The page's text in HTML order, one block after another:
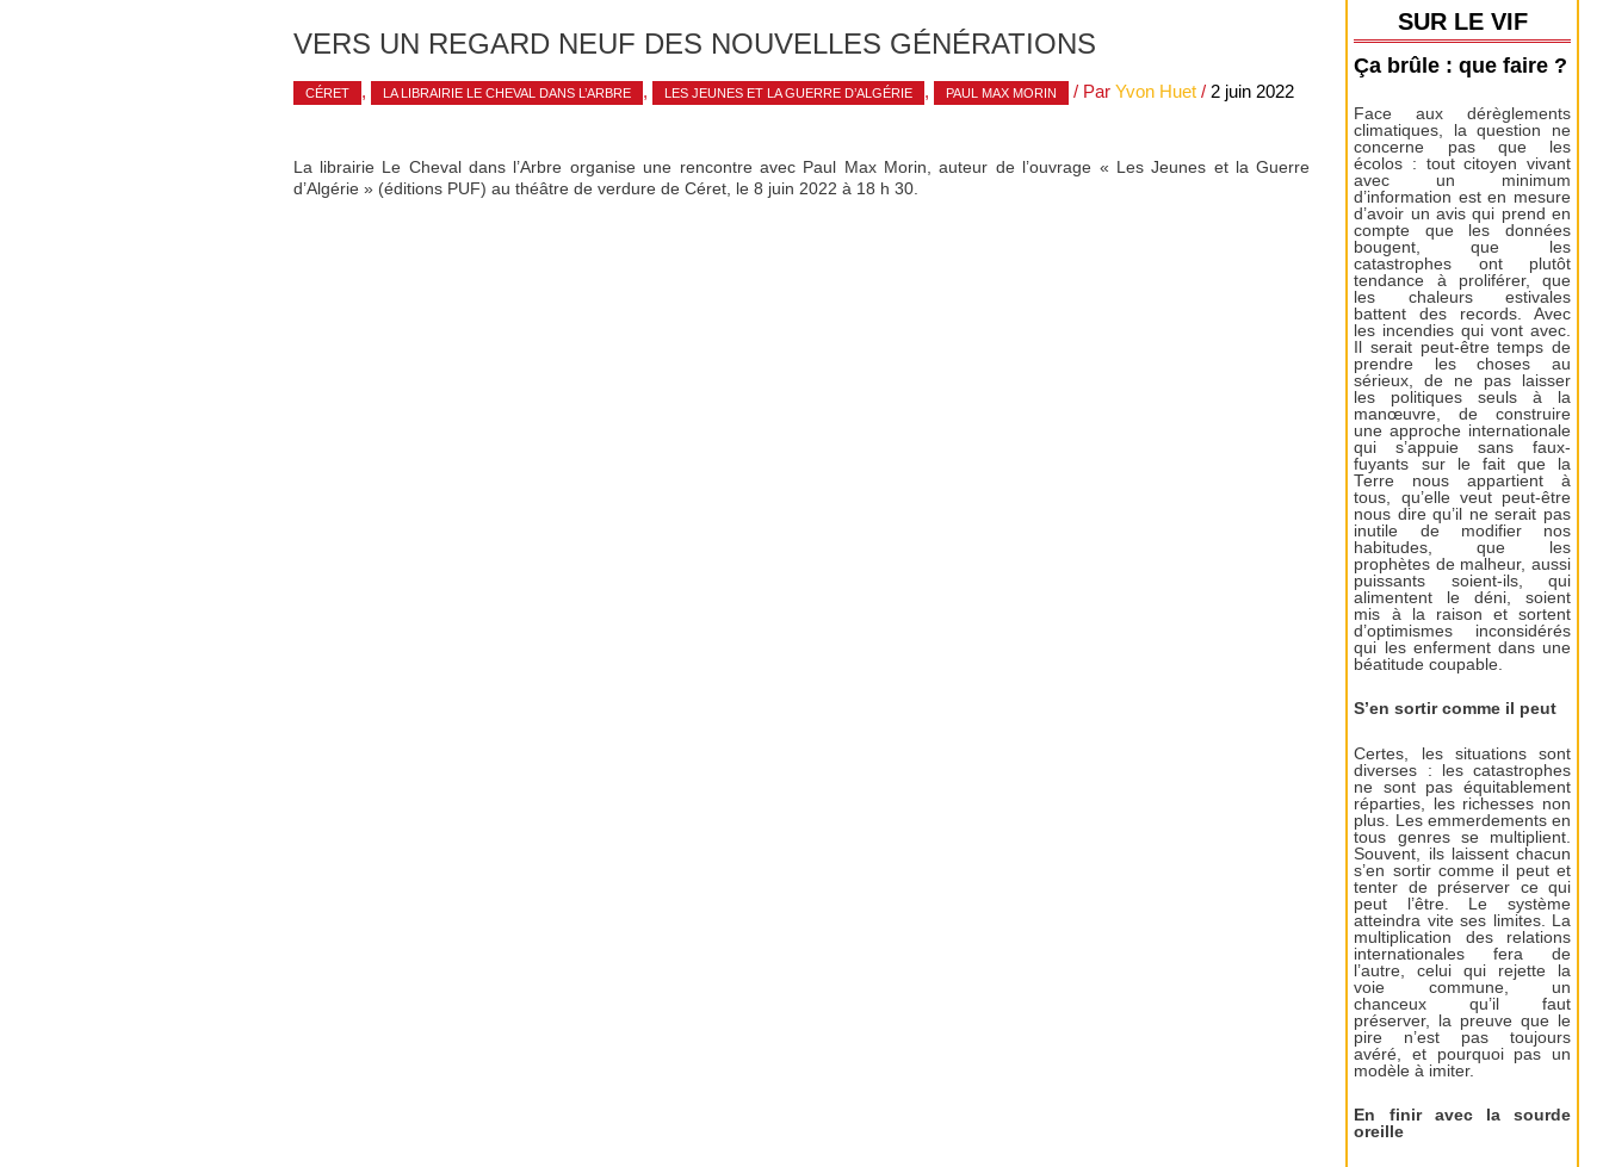
VERS UN REGARD NEUF DES NOUVELLES GÉNÉRATIONS
CÉRET , LA LIBRAIRIE LE CHEVAL DANS L’ARBRE , LES JEUNES ET LA GUERRE D’ALGÉRIE , PAUL MAX MORIN / Par Yvon Huet / 2 juin 2022
La librairie Le Cheval dans l’Arbre organise une rencontre avec Paul Max Morin, auteur de l’ouvrage « Les Jeunes et la Guerre
d’Algérie » (éditions PUF) au théâtre de verdure de Céret, le 8 juin 2022 à 18 h 30.
SUR LE VIF
Ça brûle : que faire ?
Face aux dérèglements
climatiques, la question ne
concerne pas que les
écolos : tout citoyen vivant
avec un minimum
d’information est en mesure
d’avoir un avis qui prend en
compte que les données
bougent, que les
catastrophes ont plutôt
tendance à proliférer, que
les chaleurs estivales
battent des records. Avec
les incendies qui vont avec.
Il serait peut-être temps de
prendre les choses au
sérieux, de ne pas laisser
les politiques seuls à la
manœuvre, de construire
une approche internationale
qui s’appuie sans faux-
fuyants sur le fait que la
Terre nous appartient à
tous, qu’elle veut peut-être
nous dire qu’il ne serait pas
inutile de modifier nos
habitudes, que les
prophètes de malheur, aussi
puissants soient-ils, qui
alimentent le déni, soient
mis à la raison et sortent
d’optimismes inconsidérés
qui les enferment dans une
béatitude coupable.
S’en sortir comme il peut
Certes, les situations sont
diverses : les catastrophes
ne sont pas équitablement
réparties, les richesses non
plus. Les emmerdements en
tous genres se multiplient.
Souvent, ils laissent chacun
s’en sortir comme il peut et
tenter de préserver ce qui
peut l’être. Le système
atteindra vite ses limites. La
multiplication des relations
internationales fera de
l’autre, celui qui rejette la
voie commune, un
chanceux qu’il faut
préserver, la preuve que le
pire n’est pas toujours
avéré, et pourquoi pas un
modèle à imiter.
En finir avec la sourde
oreille